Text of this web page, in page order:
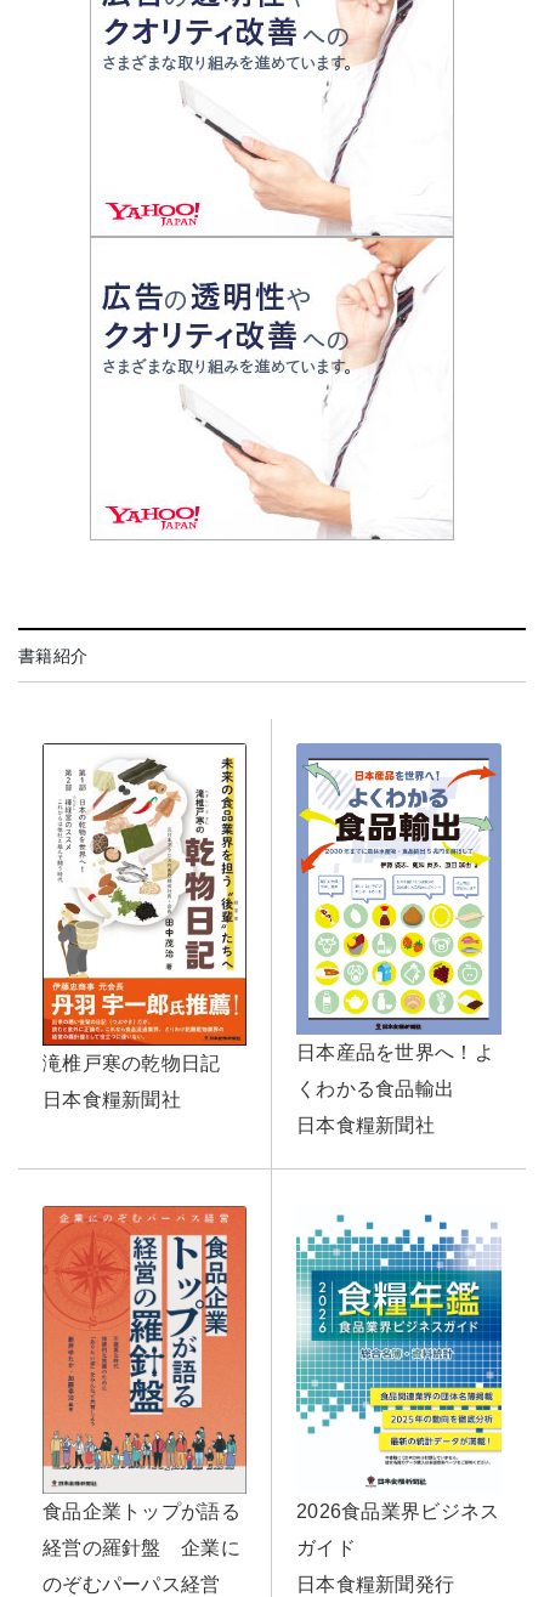
書籍紹介
滝椎戸寒の乾物日記
日本食糧新聞社
日本産品を世界へ！よ
くわかる食品輸出
日本食糧新聞社
食品企業トップが語る
経営の羅針盤 企業に
のぞむパーパス経営
2026食品業界ビジネス
ガイド
日本食糧新聞発行